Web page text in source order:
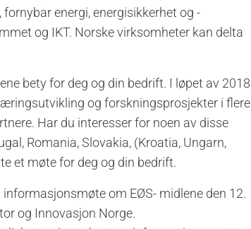
energi, energisikkerhet og -
og IKT. Norske virksomheter kan delta
bety for deg og din bedrift. I løpet av 2018
og forskningsprosjekter i flere
Har du interesser for noen av disse
Romania, Slovakia, (Kroatia, Ungarn,
et møte for deg og din bedrift.
om EØS- midlene den 12.
og Innovasjon Norge.